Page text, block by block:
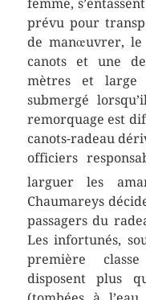
femme,
prévu pour
de manœuvrer,
canots et une
mètres et large
submergé
remorquage est
canots-radeau
officiers
larguer les
Chaumareys
passagers du
Les infortunés,
première
disposent plus